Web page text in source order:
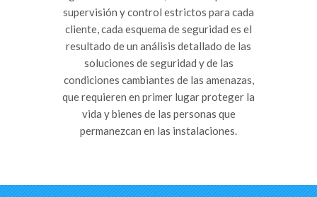
supervisión y control estrictos para cada
cliente, cada esquema de seguridad es el
resultado de un análisis detallado de las
soluciones de seguridad y de las
condiciones cambiantes de las amenazas,
que requieren en primer lugar proteger la
vida y bienes de las personas que
permanezcan en las instalaciones.